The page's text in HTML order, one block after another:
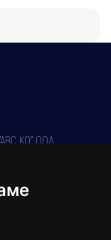
КО" ООД,